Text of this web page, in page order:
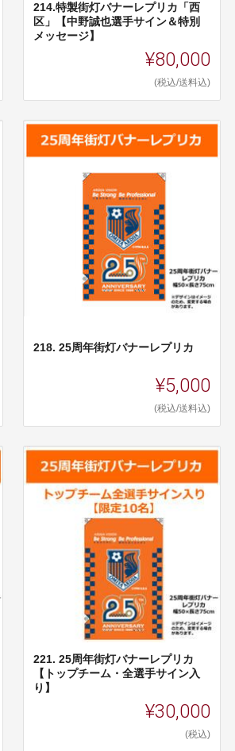
214.特製街灯バナーレプリカ「西
区」【中野誠也選手サイン＆特別
メッセージ】
¥80,000
(税込/送料込)
218. 25周年街灯バナーレプリカ
¥5,000
(税込/送料込)
221. 25周年街灯バナーレプリカ
【トップチーム・全選手サイン入
り】
¥30,000
(税込)